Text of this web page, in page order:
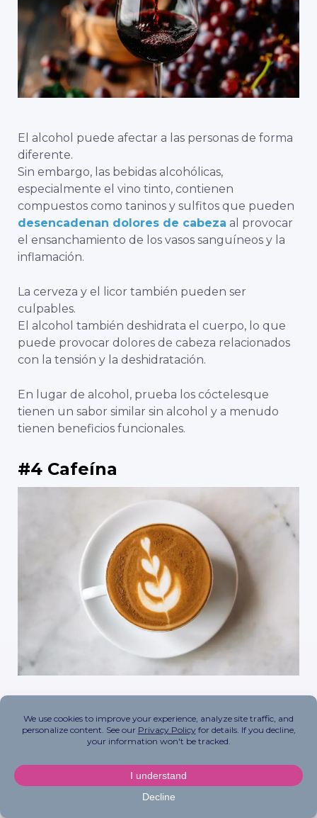
El alcohol puede afectar a las personas de forma
diferente.
Sin embargo, las bebidas alcohólicas,
especialmente el vino tinto, contienen
compuestos como taninos y sulfitos que pueden
desencadenan dolores de cabeza al provocar
el ensanchamiento de los vasos sanguíneos y la
inflamación.
La cerveza y el licor también pueden ser
culpables.
El alcohol también deshidrata el cuerpo, lo que
puede provocar dolores de cabeza relacionados
con la tensión y la deshidratación.
En lugar de alcohol, prueba los cóctelesque
tienen un sabor similar sin alcohol y a menudo
tienen beneficios funcionales.
#4 Cafeína
Aunque pequeñas cantidades de cafeína
pueden ayudar a aliviar los dolores de cabeza,
demasiada cafeína o la abstinencia de cafeína
puedentener el efecto contrarioy
desencadenarlos.